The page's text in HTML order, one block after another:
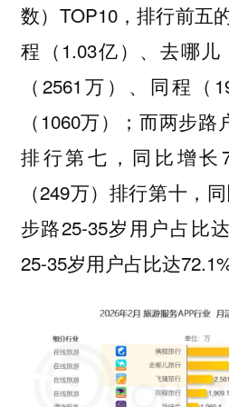
数）TOP10，排行前五
程（1.03亿）、去哪儿
（2561万）、同程（
（1060万）；而两步路
排行第七，同比增长
（249万）排行第十，
步路25-35岁用户占比
25-35岁用户占比达72.1%